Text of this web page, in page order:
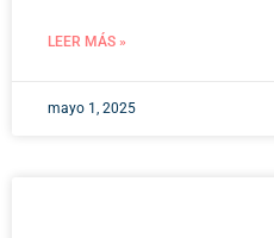
LEER MÁS »
mayo 1, 2025